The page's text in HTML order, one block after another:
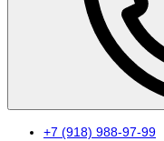
+7 (918) 988-97-99